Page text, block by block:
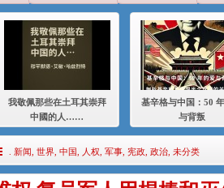
提：消失在集中营的红衣女孩
提：维吾尔种族灭绝
我敬佩那些在土耳其崇拜
中國的人……
基辛格与中国：50
与背叛
. 新闻 世界 中国 人权 军事 宪政 政治 未分类